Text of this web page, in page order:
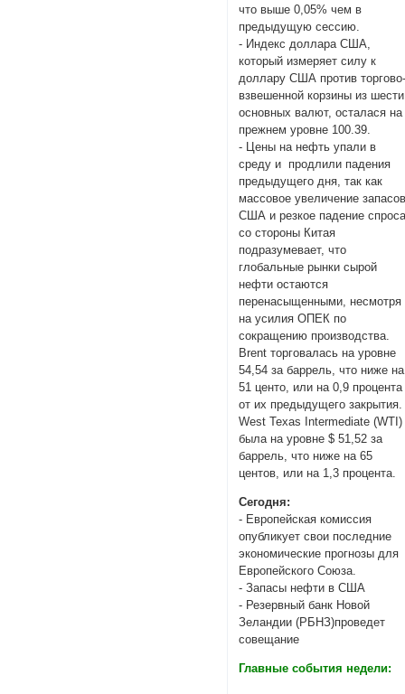
что выше 0,05% чем в
предыдущую сессию.
- Индекс доллара США,
который измеряет силу к
доллару США против
взвешенной корзины из шести
основных валют, осталася на
прежнем уровне 100.39.
- Цены на нефть упали в
среду и продлили падения
предыдущего дня, так как
массовое увеличение
США и резкое падение
со стороны Китая
подразумевает, что
глобальные рынки сырой
нефти остаются
перенасыщенными, несмотря
на усилия ОПЕК по
сокращению производства.
Brent торговалась на уровне
54,54 за баррель, что ниже на
51 центо, или на 0,9 процента
от их предыдущего закрытия.
West Texas Intermediate
была на уровне $ 51,52 за
баррель, что ниже на 65
центов, или на 1,3 процента.
Сегодня:
- Европейская комиссия
опубликует свои последние
экономические прогнозы для
Европейского Союза.
- Запасы нефти в США
- Резервный банк Новой
Зеландии (РБНЗ)проведет
совещание
Главные события недели: